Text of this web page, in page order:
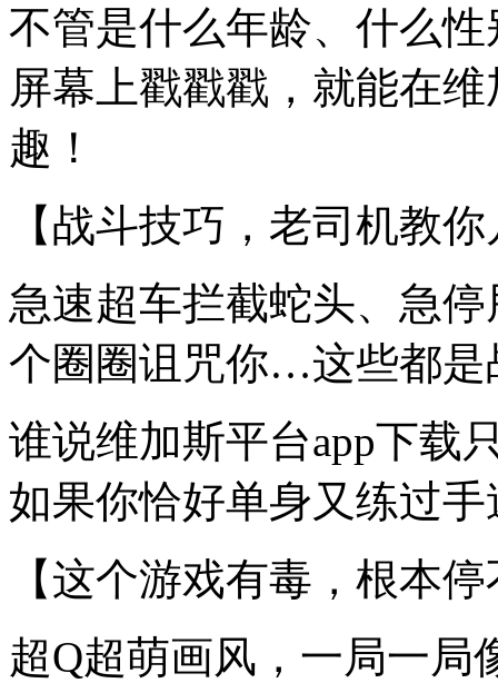
不管是什么年龄、什么
屏幕上戳戳戳，就能在
趣！
【战斗技巧，老司机教
急速超车拦截蛇头、急
个圈圈诅咒你…这些都是
谁说维加斯平台app下载
如果你恰好单身又练过
【这个游戏有毒，根本
超Q超萌画风，一局一局